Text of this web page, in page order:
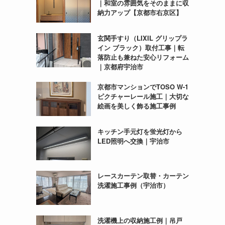
｜和室の雰囲気をそのままに収
納力アップ【京都市右京区】
玄関手すり（LIXIL グリップラ
イン ブラック）取付工事｜転
落防止も兼ねた安心リフォーム
｜京都府宇治市
京都市マンションでTOSO W-1
ピクチャーレール施工｜大切な
絵画を美しく飾る施工事例
キッチン手元灯を蛍光灯から
LED照明へ交換｜宇治市
レースカーテン取替・カーテン
洗濯施工事例（宇治市）
洗濯機上の収納施工例｜吊戸